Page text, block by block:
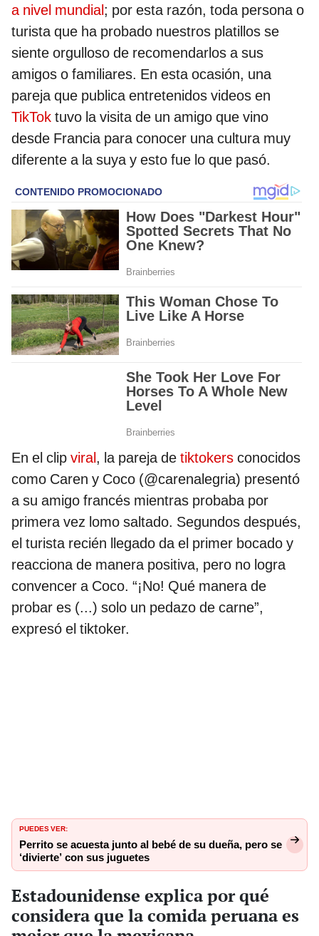
a nivel mundial; por esta razón, toda persona o
turista que ha probado nuestros platillos se
siente orgulloso de recomendarlos a sus
amigos o familiares. En esta ocasión, una
pareja que publica entretenidos videos en
TikTok tuvo la visita de un amigo que vino
desde Francia para conocer una cultura muy
diferente a la suya y esto fue lo que pasó.
En el clip viral, la pareja de tiktokers conocidos
como Caren y Coco (@carenalegria) presentó
a su amigo francés mientras probaba por
primera vez lomo saltado. Segundos después,
el turista recién llegado da el primer bocado y
reacciona de manera positiva, pero no logra
convencer a Coco. “¡No! Qué manera de
probar es (...) solo un pedazo de carne”,
expresó el tiktoker.
PUEDES VER:
Perrito se acuesta junto al bebé de su dueña, pero se
‘divierte’ con sus juguetes
Estadounidense explica por qué
considera que la comida peruana es